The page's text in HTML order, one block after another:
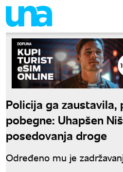
Policija ga zaustavila,
pobegne: Uhapšen
posedovanja droge
Određeno mu je